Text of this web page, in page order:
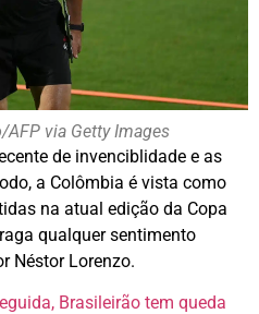
via Getty Images
de invenciblidade e as
a Colômbia é vista como
na atual edição da Copa
qualquer sentimento
Néstor Lorenzo.
Brasileirão tem queda